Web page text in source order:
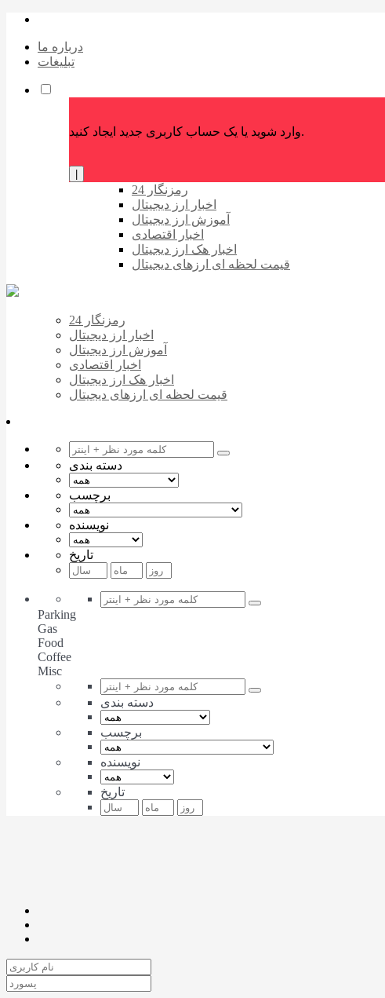
درباره ما
تبلیغات
وارد شوید یا یک حساب کاربری جدید ایجاد کنید.
رمزنگار 24
اخبار ارز دیجیتال
آموزش ارز دیجیتال
اخبار اقتصادی
اخبار هک ارز دیجیتال
قیمت لحظه ای ارزهای دیجیتال
رمزنگار 24
اخبار ارز دیجیتال
آموزش ارز دیجیتال
اخبار اقتصادی
اخبار هک ارز دیجیتال
قیمت لحظه ای ارزهای دیجیتال
دسته بندی
برچسب
نویسنده
تاریخ
Parking
Gas
Food
Coffee
Misc
دسته بندی
برچسب
نویسنده
تاریخ